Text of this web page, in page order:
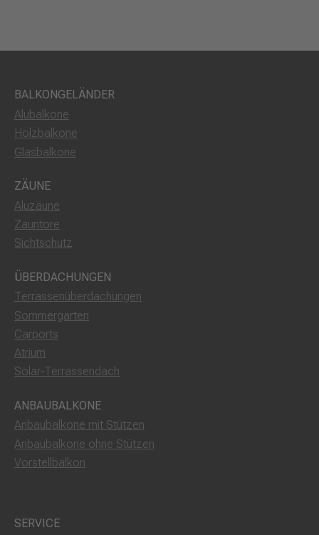
BALKONGELÄNDER
Alubalkone
Holzbalkone
Glasbalkone
ZÄUNE
Aluzäune
Zauntore
Sichtschutz
ÜBERDACHUNGEN
Terrassenüberdachungen
Sommergarten
Carports
Atrium
Solar-Terrassendach
ANBAUBALKONE
Anbaubalkone mit Stützen
Anbaubalkone ohne Stützen
Vorstellbalkon
SERVICE